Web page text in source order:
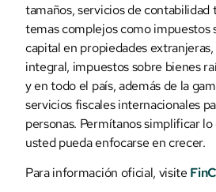
tamaños, servicios de contabilidad
temas complejos como impuestos
capital en propiedades extranjeras,
integral, impuestos sobre bienes
y en todo el país, además de la
servicios fiscales internacionales
personas. Permítanos simplificar
usted pueda enfocarse en crecer.
Para información oficial, visite